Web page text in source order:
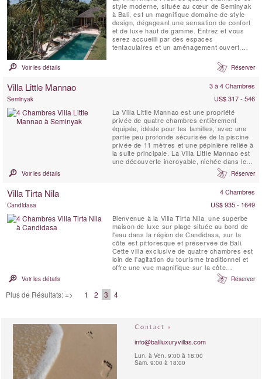
style moderne, située au cœur de Seminyak
à Bali, est un magnifique domaine de style
design, dégageant une sensation de confort
et de luxe haut de gamme. Entrez et vous
serez accueilli par des espaces
tentaculaires et un aménagement ouvert,
proches. Les intérieurs balinais terreux
rencontrent des designs modernes. Répartie
Voir les détails Réserver
Villa Little Mannao 3 à 4 Chambres
Seminyak
US$ 317 - 546
La Villa Little Mannao est une propriété
privée de quatre chambres entièrement
équipée, idéale pour les familles, avec une
partie peu profonde sécurisée de la piscine
privée de 11 mètres et une pépinière reliée à
la suite principale. La Villa Little Mannao est
une découverte incroyable, nichée dans les
paisibles rizières de Kerobokan, au sud de
Bali, à seulement 10 minutes en voiture du
Voir les détails Réserver
Villa Tirta Nila 4 Chambres
Candidasa
US$ 935 - 1649
Bienvenue à la Villa Tirta Nila, une superbe
maison de luxe sur plage située au bord de
l'eau dans la région de Candidasa, sur la
côte est pittoresque et préservée de Bali.
Cette villa exclusive de quatre chambres est
loin de l'agitation du tourisme traditionnel et
offre une vue magnifique sur la côte
magnifique de Bali et les îles au large. Tirta
Nila est un mélange d'architecture tropicale
contemporaine et de décoration inspirée des
îles avec un mobilier et des ...
Voir les détails Réserver
Plus de Résultats: => 1 2 3 4
Contact »
info@baliluxuryvillas.com
Lun. à Ven. 9:00 à 18:00
Sam. 9:00 à 18:00